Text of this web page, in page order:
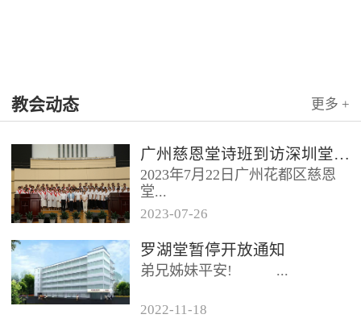
教会动态 更多 +
广州慈恩堂诗班到访深圳堂、和平堂
2023年7月22日广州花都区慈恩
堂...
联合诗班在叶海莲牧师的带领
下，先后到访基督教和平堂、深
圳堂。 上午和平堂教...
2023-07-26
罗湖堂暂停开放通知
弟兄姊妹平安! ...
2022-11-18